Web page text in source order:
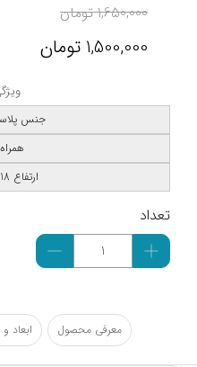
1,650,000تومان
1,500,000 تومان
جنس
ارتفاع 18 سانتی متر
تعداد
معرفی محصول